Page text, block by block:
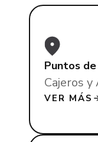
Puntos
Cajeros y
VER MÁS